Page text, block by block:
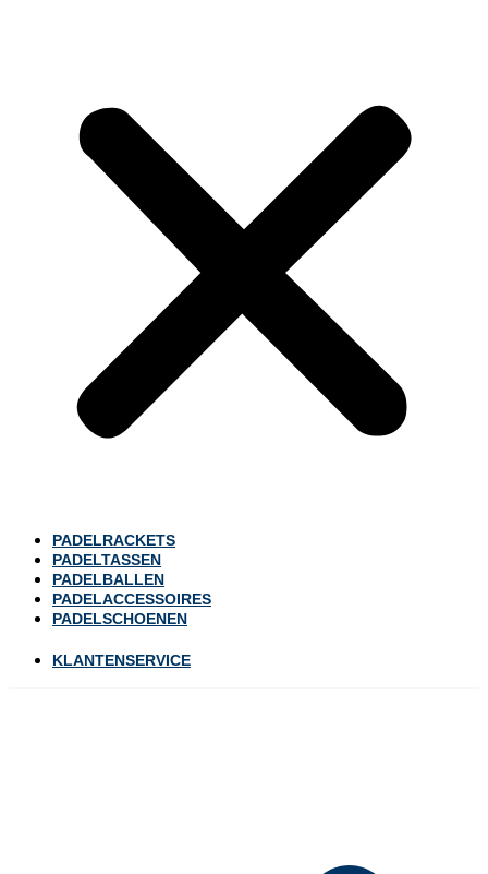
PADELRACKETS
PADELTASSEN
PADELBALLEN
PADELACCESSOIRES
PADELSCHOENEN
KLANTENSERVICE